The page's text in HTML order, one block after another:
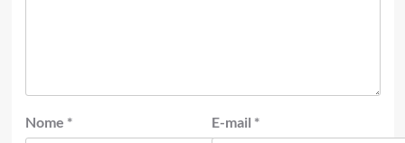
Nome * E-mail *